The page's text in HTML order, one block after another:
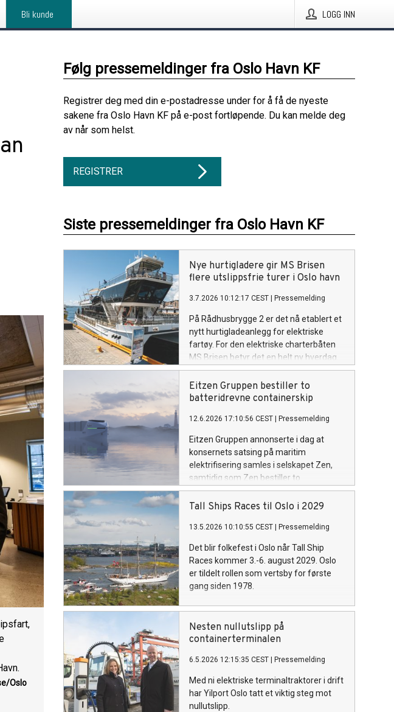
Bli kunde LOGG INN
Oslo
Følg pressemeldinger fra Oslo Havn KF
Registrer deg med din e-postadresse under for å få de nyeste
sakene fra Oslo Havn KF på e-post fortløpende. Du kan melde deg
av når som helst.
REGISTRER
Siste pressemeldinger fra Oslo Havn KF
Nye hurtigladere gir MS Brisen
flere utslippsfrie turer i Oslo havn
3.7.2026 10:12:17 CEST Pressemelding
På Rådhusbrygge 2 er det nå etablert et
nytt hurtigladeanlegg for elektriske
fartøy. For den elektriske charterbåten
MS Brisen betyr det en helt ny hverdag.
Eitzen Gruppen bestiller to
batteridrevne containerskip
12.6.2026 17:10:56 CEST Pressemelding
Eitzen Gruppen annonserte i dag at
konsernets satsing på maritim
elektrifisering samles i selskapet Zen,
samtidig som Zen bestiller to
helelektriske containerskip. Skipene kan
frakte containere utslippsfritt mellom
Tall Ships Races til Oslo i 2029
13.5.2026 10:10:55 CEST Pressemelding
Det blir folkefest i Oslo når Tall Ship
Races kommer 3.-6. august 2029. Oslo
er tildelt rollen som vertsby for første
gang siden 1978.
Nesten nullutslipp på
containerterminalen
6.5.2026 12:15:35 CEST Pressemelding
Med ni elektriske terminaltraktorer i drift
har Yilport Oslo tatt et viktig steg mot
nullutslipp.